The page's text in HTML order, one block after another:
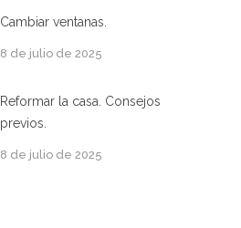
Cambiar ventanas.
8 de julio de 2025
Reformar la casa. Consejos
previos.
8 de julio de 2025